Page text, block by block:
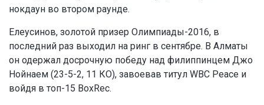
нокдаун во втором раунде.
Елеусинов, золотой призер Олимпиады-2016, в
последний раз выходил на ринг в сентябре. В Алматы
он одержал досрочную победу над филиппинцем Джо
Нойнаем (23-5-2, 11 КО), завоевав титул WBC Peace и
войдя в топ-15 BoxRec.